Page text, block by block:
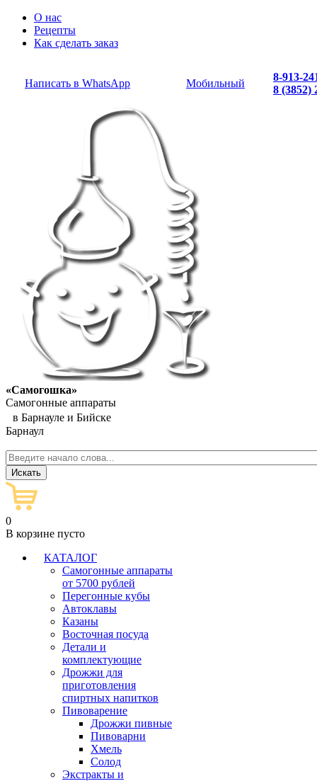
О нас
Рецепты
Как сделать заказ
Написать в WhatsApp Мобильный
8-913-
8 (3852)
«Самогошка»
Самогонные аппараты
в Барнауле и Бийске
Барнаул
0
В корзине пусто
КАТАЛОГ
Самогонные аппараты
от 5700 рублей
Перегонные кубы
Автоклавы
Казаны
Восточная посуда
Детали и
комплектующие
Дрожжи для
приготовления
спиртных напитков
Пивоварение
Дрожжи пивные
Пивоварни
Хмель
Солод
Экстракты и